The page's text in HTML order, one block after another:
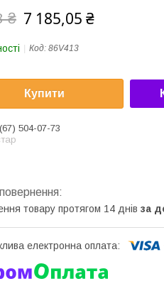
₴ 7 185,05 ₴
Код: 86V413
Купити
504-07-73
товару протягом 14 днів за